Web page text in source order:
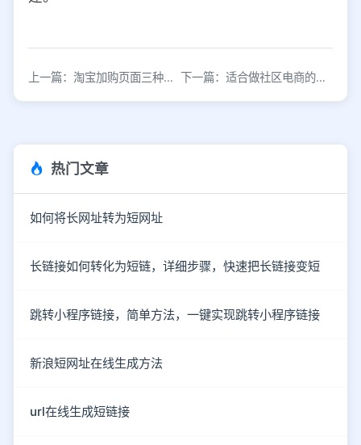
上一篇：淘宝加购页面三种展示方式案例解析 下一篇：适合做社区电商的产品类型有哪些
热门文章
如何将长网址转为短网址
长链接如何转化为短链，详细步骤，快速把长链接变短
跳转小程序链接，简单方法，一键实现跳转小程序链接
新浪短网址在线生成方法
url在线生成短链接